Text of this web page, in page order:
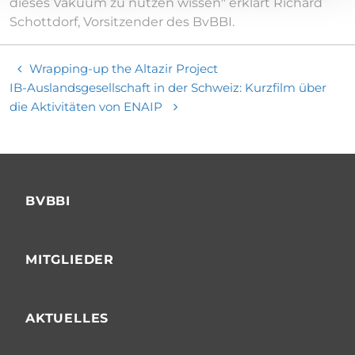
Schottdorf, Vorsitzender des BvBBI.
Wrapping-up the Altazir Project
IB-Auslandsgesellschaft in der Schweiz: Kurzfilm über
die Aktivitäten von ENAIP
BVBBI
MITGLIEDER
AKTUELLES